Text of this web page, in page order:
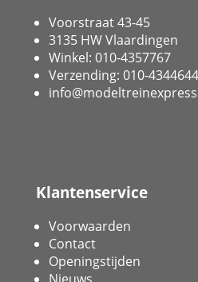
Voorstraat 43-45
3135 HW Vlaardingen
Winkel: 010-4357767
Verzending: 010-4344644
Klantenservice
Voorwaarden
Contact
Openingstijden